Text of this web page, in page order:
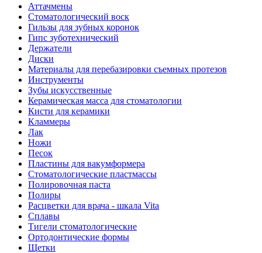
Аттачмены
Стоматологический воск
Гильзы для зубных коронок
Гипс зуботехнический
Держатели
Диски
Материалы для перебазировки съемных протезов
Инструменты
Зубы искусственные
Керамическая масса для стоматологии
Кисти для керамики
Кламмеры
Лак
Ножи
Песок
Пластины для вакумформера
Стоматологические пластмассы
Полировочная паста
Полиры
Расцветки для врача - шкала Vita
Сплавы
Тигели стоматологические
Ортодонтические формы
Щетки